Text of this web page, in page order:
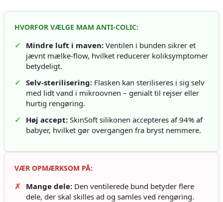
HVORFOR VÆLGE MAM ANTI-COLIC:
✓ Mindre luft i maven: Ventilen i bunden sikrer et
jævnt mælke-flow, hvilket reducerer koliksymptomer
betydeligt.
✓ Selv-sterilisering: Flasken kan steriliseres i sig selv
med lidt vand i mikroovnen – genialt til rejser eller
hurtig rengøring.
✓
Høj accept: SkinSoft silikonen accepteres af 94% af
babyer, hvilket gør overgangen fra bryst nemmere.
VÆR OPMÆRKSOM PÅ:
✗ Mange dele: Den ventilerede bund betyder flere
dele, der skal skilles ad og samles ved rengøring.